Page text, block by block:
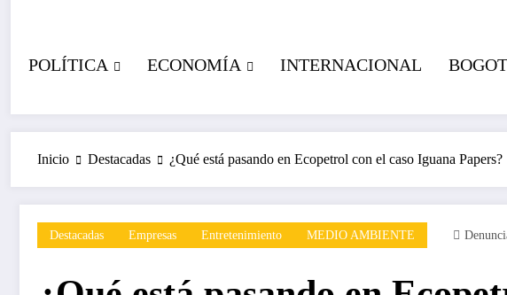
POLÍTICA ECONOMÍA INTERNACIONAL
Inicio Destacadas ¿Qué está pasando en Ecopetrol con el caso Iguana Papers?
Destacadas Empresas Entretenimiento MEDIO AMBIENTE